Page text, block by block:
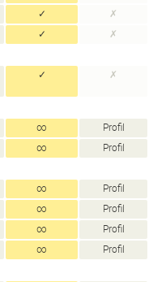
✓
✗
✓
✗
✓ ✗
∞
Profil
∞
Profil
∞
Profil
∞
Profil
∞
Profil
∞
Profil